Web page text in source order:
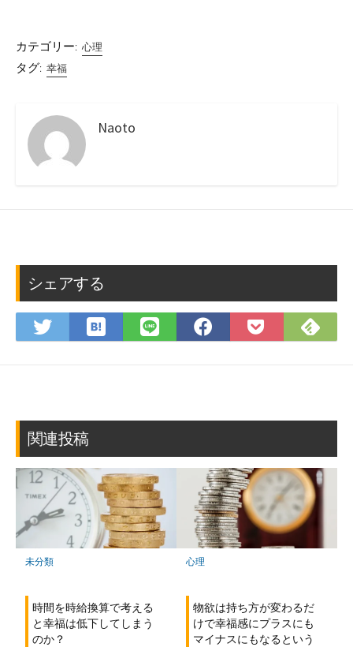
カテゴリー: 心理
タグ: 幸福
Naoto
シェアする
Twitter
で
は
て
ク
ー
ク
に
保
存
LINE
で
Facebook
で
Pocket
に
で
関連投稿
未分類
時間を時給換算で考える
と幸福は低下してしまう
のか？
心理
物欲は持ち方が変わるだ
けで幸福感にプラスにも
マイナスにもなるという